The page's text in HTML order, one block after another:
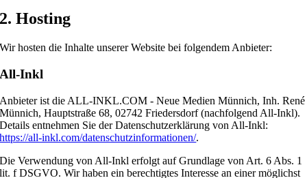
2. Hosting
Wir hosten die Inhalte unserer Website bei folgendem Anbieter:
All-Inkl
Anbieter ist die ALL-INKL.COM - Neue Medien Münnich, Inh. René
Münnich, Hauptstraße 68, 02742 Friedersdorf (nachfolgend All-Inkl).
Details entnehmen Sie der Datenschutzerklärung von All-Inkl:
https://all-inkl.com/datenschutzinformationen/.
Die Verwendung von All-Inkl erfolgt auf Grundlage von Art. 6 Abs. 1
lit. f DSGVO. Wir haben ein berechtigtes Interesse an einer möglichst